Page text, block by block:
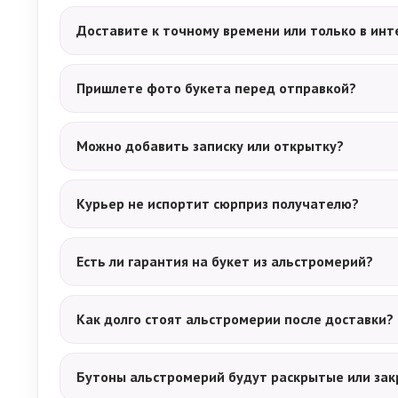
Доставите к точному времени или только в
Пришлете фото букета перед отправкой?
Можно добавить записку или открытку?
Курьер не испортит сюрприз получателю?
Есть ли гарантия на букет из альстромерий?
Как долго стоят альстромерии после доставки?
Бутоны альстромерий будут раскрытые или